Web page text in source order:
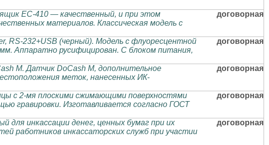
EC-410 — качественный, и при этом
материалов. Классическая модель с
договорная
RS-232+USB (черный). Модель с флуоресцентной
Аппаратно русифицирован. С блоком питания,
договорная
M. Датчик DoCash М, дополнительное
меток, нанесенных ИК-
договорная
с 2-мя плоскими сжимающими поверхностями
гравировки. Изготавливается согласно ГОСТ
договорная
для инкассации денег, ценных бумаг при их
работников инкассаторских служб при участии
договорная